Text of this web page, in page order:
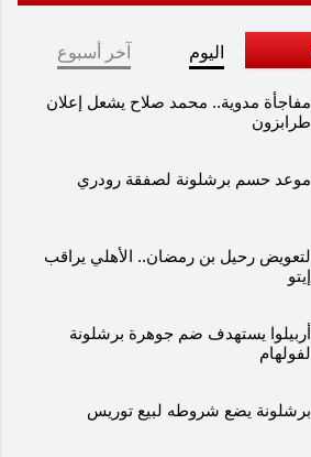
اليوم آخر أسبوع
مفاجأة مدوية.. محمد صلاح يشعل إعلان
طرابزون
موعد حسم برشلونة لصفقة رودري
لتعويض رحيل بن رمضان.. الأهلي يراقب
إيتو
أربيلوا يستهدف ضم جوهرة برشلونة
لفولهام
برشلونة يضع شروطه لبيع توريس